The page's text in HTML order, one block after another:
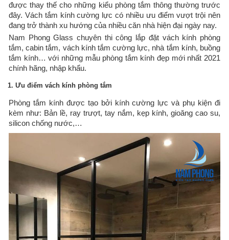
được thay thế cho những kiểu phòng tắm thông thường trước
đây. Vách tắm kính cường lực có nhiều ưu điểm vượt trội nên
đang trở thành xu hướng của nhiều căn nhà hiện đại ngày nay.
Nam Phong Glass chuyên thi công lắp đặt vách kính phòng
tắm, cabin tắm, vách kính tắm cường lực, nhà tắm kính, buồng
tắm kính… với những mẫu phòng tắm kính đẹp mới nhất 2021
chính hãng, nhập khẩu.
1. Ưu điểm vách kính phòng tắm
Phòng tắm kính được tạo bởi kính cường lực và phụ kiện đi
kèm như: Bản lề, ray trượt, tay nắm, kẹp kính, gioăng cao su,
silicon chống nước,…